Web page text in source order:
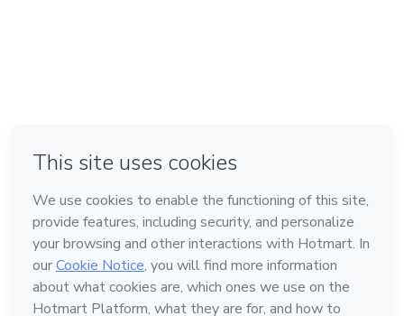
Hecho con❤ en Belo Horizonte
Conoce Hotmart
Idioma